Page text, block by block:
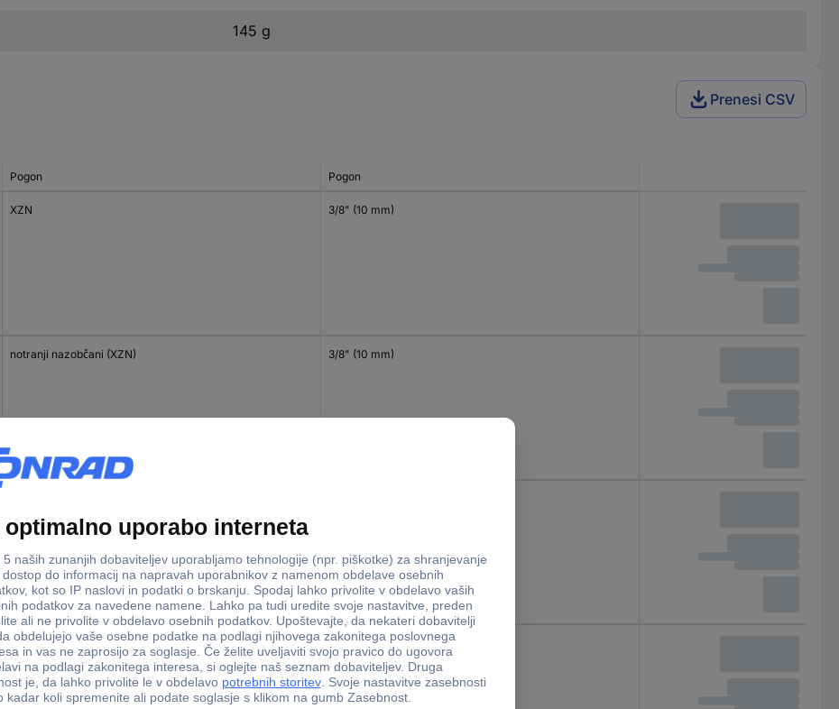
145 g
Prenesi CSV
Pogon Pogon
XZN 3/8" (10 mm)
notranji nazobčani (XZN) 3/8" (10 mm)
RIBE kvadrat